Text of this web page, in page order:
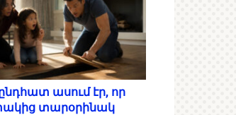
ասում էր, որ
տարօրինակ